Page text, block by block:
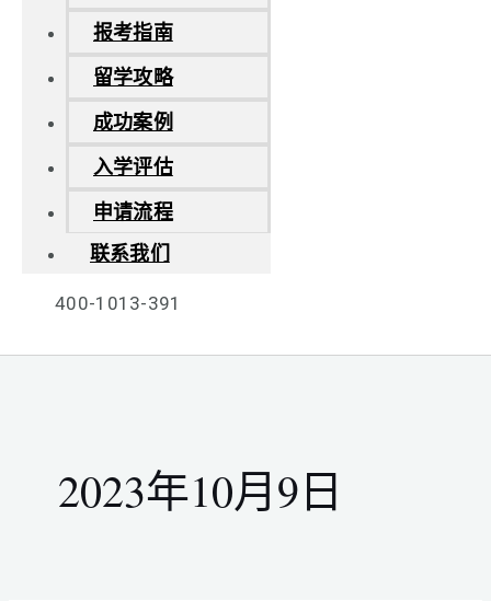
报考指南
留学攻略
成功案例
入学评估
申请流程
联系我们
400-1013-391
2023年10月9日